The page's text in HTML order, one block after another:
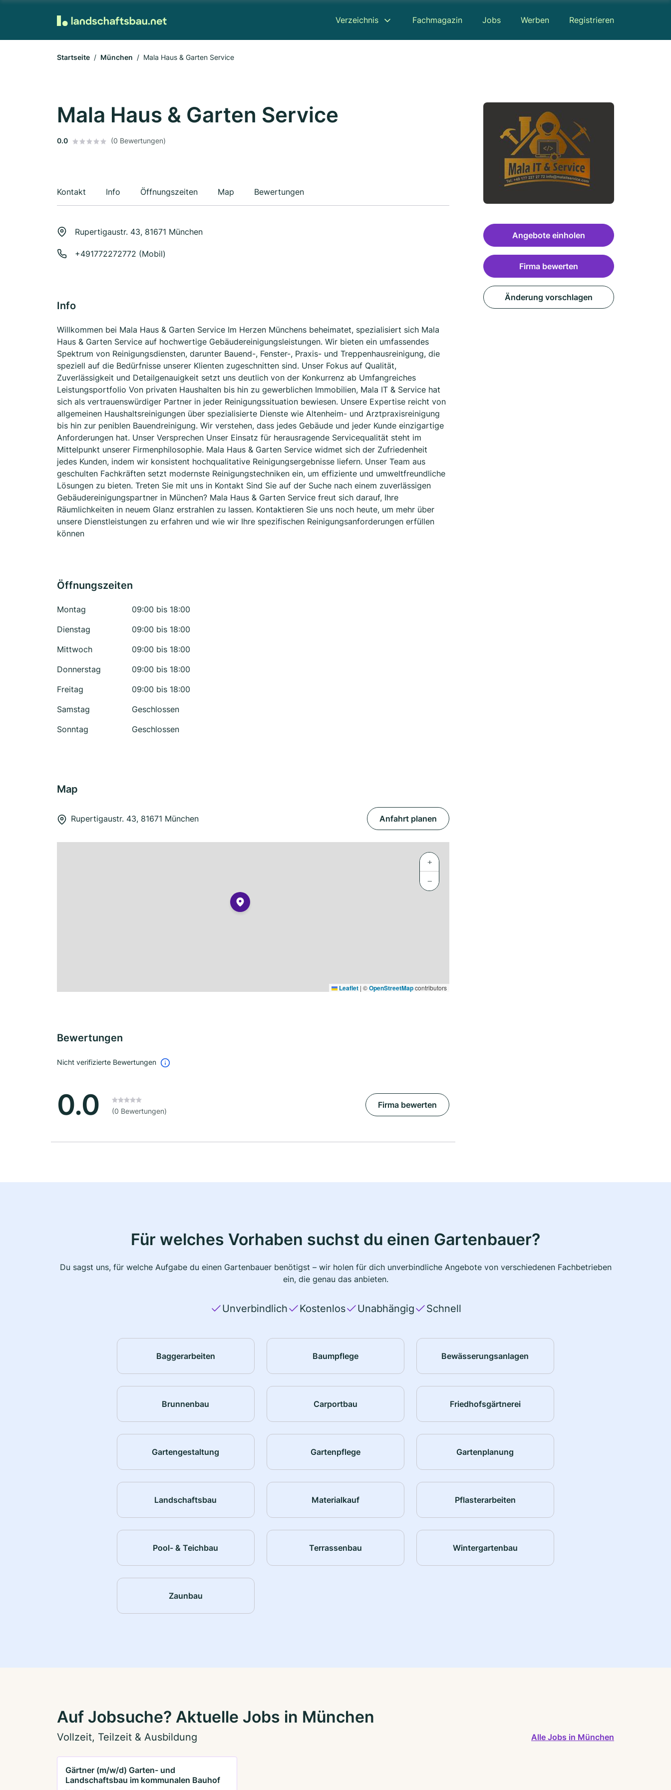
Verzeichnis Fachmagazin Jobs Werben Registrieren
Startseite München Mala Haus & Garten Service
Mala Haus & Garten Service
0.0 (0 Bewertungen)
Kontakt Info Öffnungszeiten Map Bewertungen
Rupertigaustr. 43, 81671 München
+491772272772 (Mobil)
Info
Willkommen bei Mala Haus & Garten Service Im Herzen Münchens beheimatet, spezialisiert sich Mala
Haus & Garten Service auf hochwertige Gebäudereinigungsleistungen. Wir bieten ein umfassendes
Spektrum von Reinigungsdiensten, darunter Bauend-, Fenster-, Praxis- und Treppenhausreinigung, die
speziell auf die Bedürfnisse unserer Klienten zugeschnitten sind. Unser Fokus auf Qualität,
Zuverlässigkeit und Detailgenauigkeit setzt uns deutlich von der Konkurrenz ab Umfangreiches
Leistungsportfolio Von privaten Haushalten bis hin zu gewerblichen Immobilien, Mala IT & Service hat
sich als vertrauenswürdiger Partner in jeder Reinigungssituation bewiesen. Unsere Expertise reicht von
allgemeinen Haushaltsreinigungen über spezialisierte Dienste wie Altenheim- und Arztpraxisreinigung
bis hin zur peniblen Bauendreinigung. Wir verstehen, dass jedes Gebäude und jeder Kunde einzigartige
Anforderungen hat. Unser Versprechen Unser Einsatz für herausragende Servicequalität steht im
Mittelpunkt unserer Firmenphilosophie. Mala Haus & Garten Service widmet sich der Zufriedenheit
jedes Kunden, indem wir konsistent hochqualitative Reinigungsergebnisse liefern. Unser Team aus
geschulten Fachkräften setzt modernste Reinigungstechniken ein, um effiziente und umweltfreundliche
Lösungen zu bieten. Treten Sie mit uns in Kontakt Sind Sie auf der Suche nach einem zuverlässigen
Gebäudereinigungspartner in München? Mala Haus & Garten Service freut sich darauf, Ihre
Räumlichkeiten in neuem Glanz erstrahlen zu lassen. Kontaktieren Sie uns noch heute, um mehr über
unsere Dienstleistungen zu erfahren und wie wir Ihre spezifischen Reinigungsanforderungen erfüllen
können
Öffnungszeiten
Montag
09:00 bis 18:00
Dienstag
09:00 bis 18:00
Mittwoch
09:00 bis 18:00
Donnerstag
09:00 bis 18:00
Freitag
09:00 bis 18:00
Samstag
Geschlossen
Sonntag
Geschlossen
Map
Rupertigaustr. 43, 81671 München Anfahrt planen
+
−
Leaflet | ©OpenStreetMapcontributors
Bewertungen
Nicht verifizierte Bewertungen
0.0 (0 Bewertungen)
Firma bewerten
Angebote einholen
Firma bewerten
Änderung vorschlagen
Für welches Vorhaben suchst du einen Gartenbauer?
Du sagst uns, für welche Aufgabe du einen Gartenbauer benötigst – wir holen für dich unverbindliche Angebote von verschiedenen Fachbetrieben
ein, die genau das anbieten.
Unverbindlich Kostenlos Unabhängig Schnell
Baggerarbeiten Baumpflege Bewässerungsanlagen
Brunnenbau Carportbau Friedhofsgärtnerei
Gartengestaltung Gartenpflege Gartenplanung
Landschaftsbau Materialkauf Pflasterarbeiten
Pool- & Teichbau Terrassenbau Wintergartenbau
Zaunbau
Auf Jobsuche? Aktuelle Jobs in München
Vollzeit, Teilzeit & Ausbildung Alle Jobs in München
Gärtner (m/w/d) Garten- und
Landschaftsbau im kommunalen Bauhof